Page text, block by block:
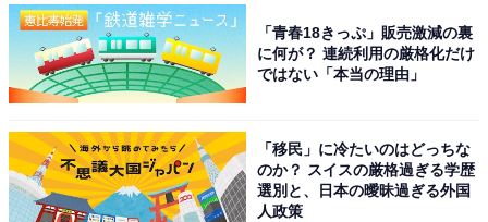
「青春18きっぷ」販売激減の裏
に何が？ 連続利用の厳格化だけ
ではない「本当の理由」
「移民」に冷たいのはどっちな
のか？ スイスの厳格過ぎる学歴
選別と、日本の曖昧過ぎる外国
人政策